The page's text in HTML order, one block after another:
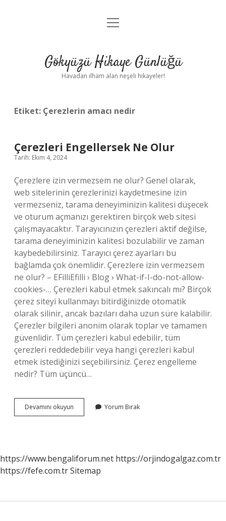
Anasayfa
Yasal Uyarı
menüyü
Gökyüzü Hikaye Günlüğü
Havadan ilham alan neşeli hikayeler!
Etiket: Çerezlerin amacı nedir
Çerezleri Engellersek Ne Olur
Tarih: Ekim 4, 2024
Çerezlere izin vermezsem ne olur? Genel olarak,
web sitelerinin çerezlerinizi kaydetmesine izin
vermezseniz, tarama deneyiminizin kalitesi düşecek
ve oturum açmanızı gerektiren birçok web sitesi
çalışmayacaktır. Tarayıcınızın çerezleri aktif değilse,
tarama deneyiminizin kalitesi bozulabilir ve zaman
kaybedebilirsiniz. Tarayıcı çerez ayarları bu
bağlamda çok önemlidir. Çerezlere izin vermezsem
ne olur? – EFilliEfilli › Blog › What-if-I-do-not-allow-
cookies-… Çerezleri kabul etmek sakıncalı mı? Birçok
çerez siteyi kullanmayı bitirdiğinizde otomatik
olarak silinir, ancak bazıları daha uzun süre kalabilir.
Çerezler bilgileri anonim olarak toplar ve tamamen
güvenlidir. Tüm çerezleri kabul edebilir, tüm
çerezleri reddedebilir veya hangi çerezleri kabul
etmek istediğinizi seçebilirsiniz. Çerez engelleme
nedir? Tüm üçüncü…
Devamını okuyun Çerezleri
Engellersek
Yorum Bırak
https://www.bengaliforum.net https://orjindogalgaz.com.tr
https://fefe.com.trSitemap